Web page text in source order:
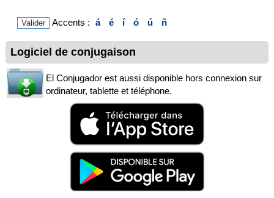
Accents : á é í ó ú ñ
Logiciel de conjugaison
El Conjugador est aussi disponible hors connexion sur
ordinateur, tablette et téléphone.